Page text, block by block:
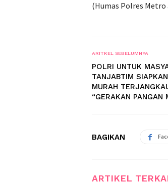
(Humas Polres
ARITKEL SEBELUMNYA
POLRI UNTUK
TANJABTIM
MURAH
“GERAKAN PANGAN
BAGIKAN
ARTIKEL